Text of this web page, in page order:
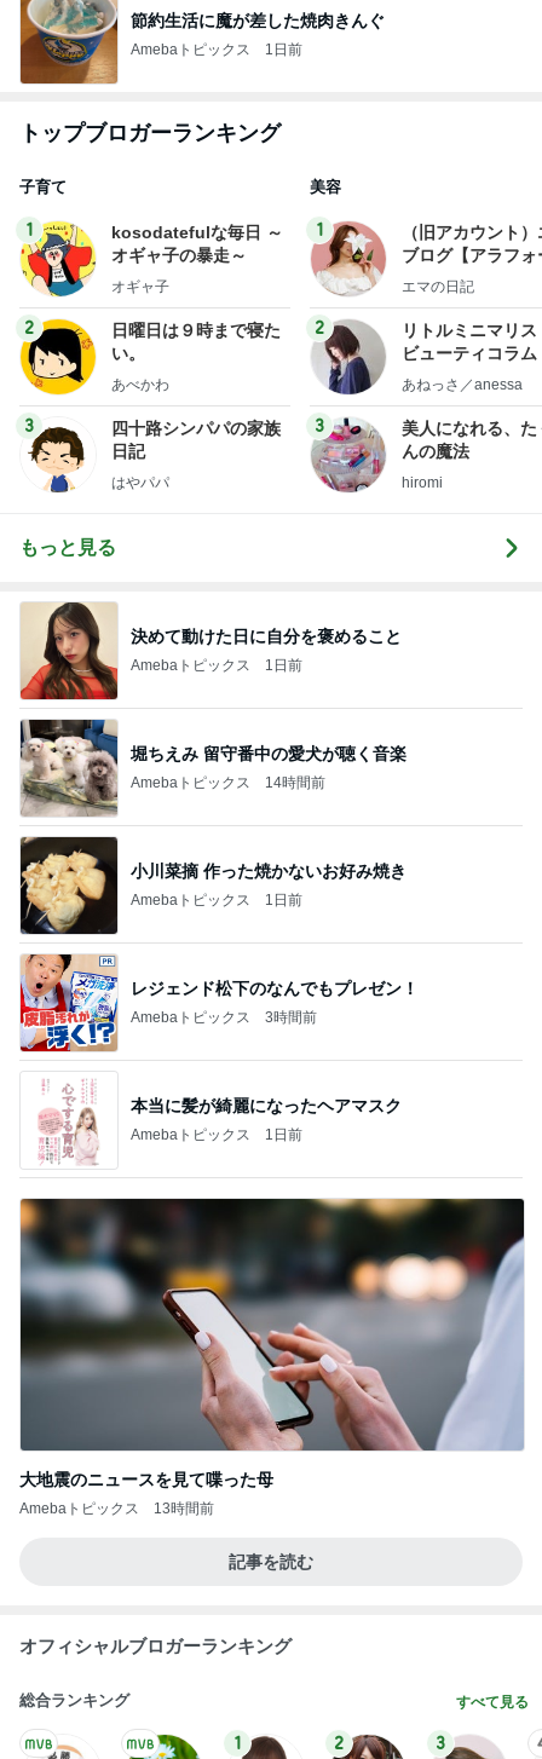
節約生活に魔が差した焼肉きんぐ
Amebaトピックス 1日前
トップブロガーランキング
子育て
1
kosodatefulな毎日 ～
オギャ子の暴走～
オギャ子
2
日曜日は９時まで寝た
い。
あべかわ
3
四十路シンパパの家族
日記
はやパパ
美容
1
（旧アカウント
ブログ【アラフォ
社売却セカンドラ
エマの日記
2
リトルミニマリス
ビューティコラ
little
あねっさ／anessa
3
美人になれる、た
んの魔法
hiromi
もっと見る
決めて動けた日に自分を褒めること
Amebaトピックス 1日前
堀ちえみ 留守番中の愛犬が聴く音楽
Amebaトピックス 14時間前
小川菜摘 作った焼かないお好み焼き
Amebaトピックス 1日前
レジェンド松下のなんでもプレゼン！
Amebaトピックス 3時間前
本当に髪が綺麗になったヘアマスク
Amebaトピックス 1日前
大地震のニュースを見て喋った母
Amebaトピックス 13時間前
記事を読む
オフィシャルブロガーランキング
総合ランキング すべて見る
1 2 3